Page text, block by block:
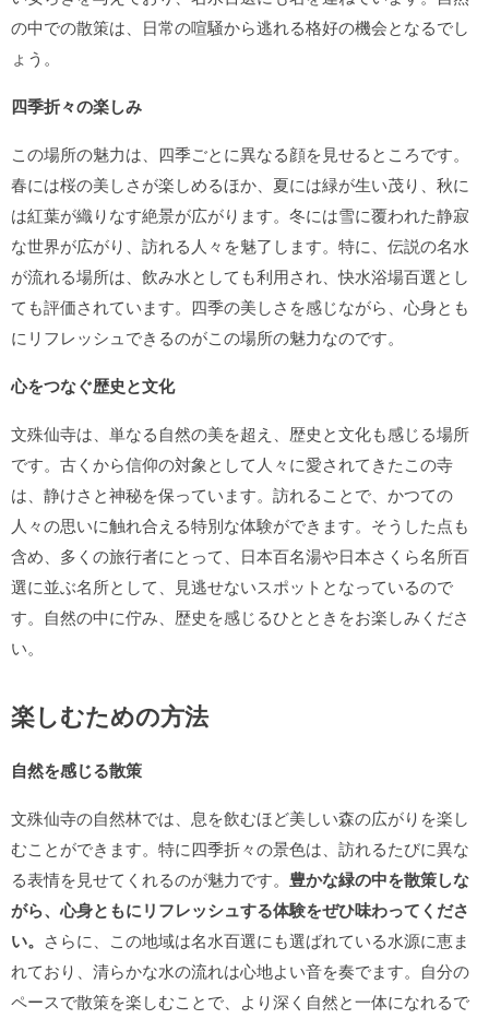
の中での散策は、日常の喧騒から逃れる格好の機会となるでし
ょう。
四季折々の楽しみ
この場所の魅力は、四季ごとに異なる顔を見せるところです。
春には桜の美しさが楽しめるほか、夏には緑が生い茂り、秋に
は紅葉が織りなす絶景が広がります。冬には雪に覆われた静寂
な世界が広がり、訪れる人々を魅了します。特に、伝説の名水
が流れる場所は、飲み水としても利用され、快水浴場百選とし
ても評価されています。四季の美しさを感じながら、心身とも
にリフレッシュできるのがこの場所の魅力なのです。
心をつなぐ歴史と文化
文殊仙寺は、単なる自然の美を超え、歴史と文化も感じる場所
です。古くから信仰の対象として人々に愛されてきたこの寺
は、静けさと神秘を保っています。訪れることで、かつての
人々の思いに触れ合える特別な体験ができます。そうした点も
含め、多くの旅行者にとって、日本百名湯や日本さくら名所百
選に並ぶ名所として、見逃せないスポットとなっているので
す。自然の中に佇み、歴史を感じるひとときをお楽しみくださ
い。
楽しむための方法
自然を感じる散策
文殊仙寺の自然林では、息を飲むほど美しい森の広がりを楽し
むことができます。特に四季折々の景色は、訪れるたびに異な
る表情を見せてくれるのが魅力です。 豊かな緑の中を散策しな
がら、心身ともにリフレッシュする体験をぜひ味わってくださ
い。 さらに、この地域は名水百選にも選ばれている水源に恵ま
れており、清らかな水の流れは心地よい音を奏でます。自分の
ペースで散策を楽しむことで、より深く自然と一体になれるで